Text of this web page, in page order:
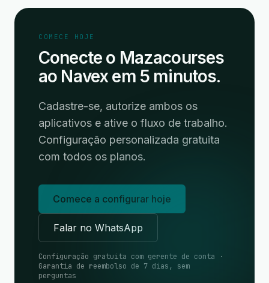
COMECE HOJE
Conecte o Mazacourses
ao Navex em 5 minutos.
Cadastre-se, autorize ambos os
aplicativos e ative o fluxo de trabalho.
Configuração personalizada gratuita
com todos os planos.
Comece a configurar hoje
Falar no WhatsApp
Configuração gratuita com gerente de conta ·
Garantia de reembolso de 7 dias, sem
perguntas